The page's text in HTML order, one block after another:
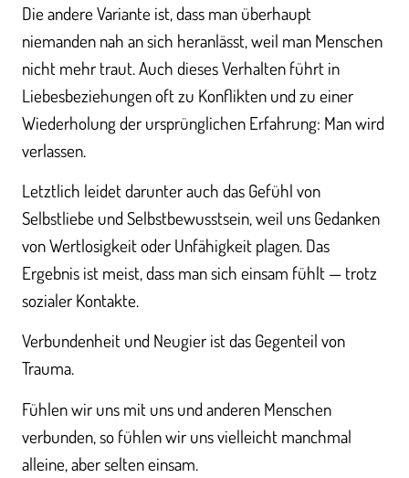
Die andere Variante ist, dass man überhaupt
niemanden nah an sich heranlässt, weil man Menschen
nicht mehr traut. Auch dieses Verhalten führt in
Liebesbeziehungen oft zu Konflikten und zu einer
Wiederholung der ursprünglichen Erfahrung: Man wird
verlassen.
Letztlich leidet darunter auch das Gefühl von
Selbstliebe und Selbstbewusstsein, weil uns Gedanken
von Wertlosigkeit oder Unfähigkeit plagen. Das
Ergebnis ist meist, dass man sich einsam fühlt — trotz
sozialer Kontakte.
Verbundenheit und Neugier ist das Gegenteil von
Trauma.
Fühlen wir uns mit uns und anderen Menschen
verbunden, so fühlen wir uns vielleicht manchmal
alleine, aber selten einsam.